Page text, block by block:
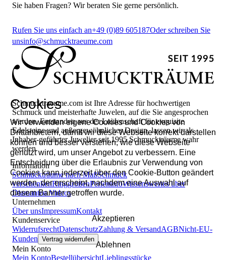
Sie haben Fragen? Wir beraten Sie gerne persönlich.
Rufen Sie uns einfach an+49 (0)89 605187Oder schreiben Sie
unsinfo@schmucktraeume.com
Schmucktraeume.com ist Ihre Adresse für hochwertigen
Schmuck und meisterhafte Juwelen, auf die Sie angesprochen
werden. Entstanden aus der Leidenschaft für exquisite
Edelsteine und außergewöhnliches Design, lassen wir als
Inhaber-geführter Juwelier seit 1995 Schmuckträume wahr
werden.
Information
Schmuckträume nach MaßSchmuck
verschenkenRinggrößenPerleninfoWissenswertes über
DiamantenVideos
Unternehmen
Über unsImpressumKontakt
Kundenservice
WiderrufsrechtDatenschutzZahlung & VersandAGBNicht-EU-
Kunden Vertrag widerrufen
Mein Konto
Mein KontoBestellübersichtLieblingsstücke
Cookies
Wir verwenden eigene Cookies und Cookies von
Drittanbietern, damit wir diese Webseite korrekt darstellen
können und besser verstehen, wie diese Webseite
genutzt wird, um unser Angebot zu verbessern. Eine
Entscheidung über die Erlaubnis zur Verwendung von
Cookies kann jederzeit über den Cookie-Button geändert
werden, der erscheint, nachdem eine Auswahl auf
diesem Banner getroffen wurde.
Akzeptieren
Ablehnen